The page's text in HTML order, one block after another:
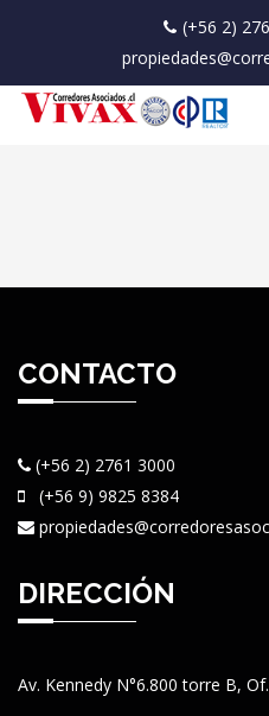
(+56 2)
CONTACTO
(+56 2) 2761 3000
(+56 9) 9825 8384
DIRECCIÓN
Av. Kennedy N°6.800 torre B,